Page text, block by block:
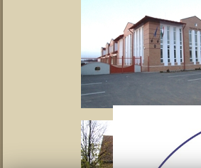
Polgármesteri hivatal
Tulipán Bölcsőde